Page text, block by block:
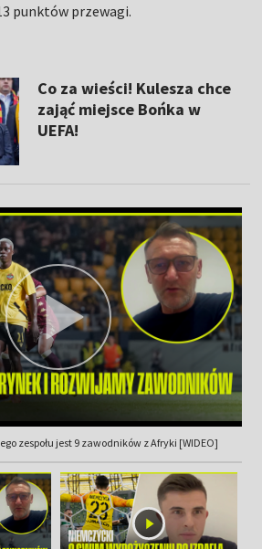
punktów przewagi.
Co za wieści! Kulesza chce
zająć miejsce Bońka w
UEFA!
zespołu jest 9 zawodników z Afryki [WIDEO]